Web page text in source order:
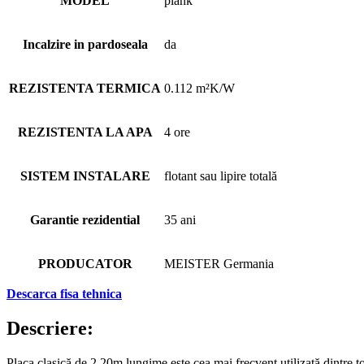
Incalzire in pardoseala da
REZISTENTA TERMICA 0.112 m²K/W
REZISTENTA LA APA 4 ore
SISTEM INSTALARE flotant sau lipire totală
Garantie rezidential 35 ani
PRODUCATOR MEISTER Germania
Descarca fisa tehnica
Descriere: